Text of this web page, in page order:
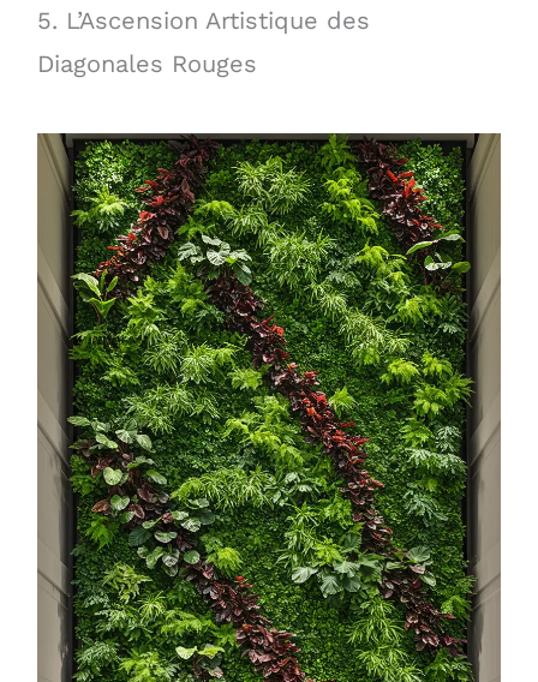
5. L’Ascension Artistique des
Diagonales Rouges